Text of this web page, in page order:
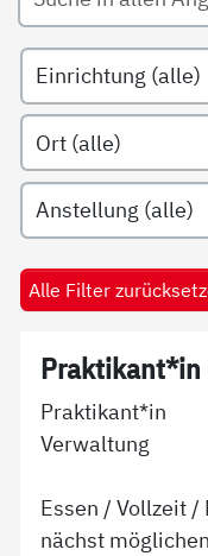
Filtern nach
Filtern nach Ort
Filtern nach
Alle Filter
Praktikant*in
Verwaltung
Essen /Vollzeit /
nächst